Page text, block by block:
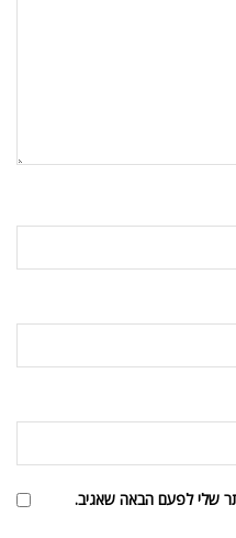
שלי לפעם הבאה שאגיב.